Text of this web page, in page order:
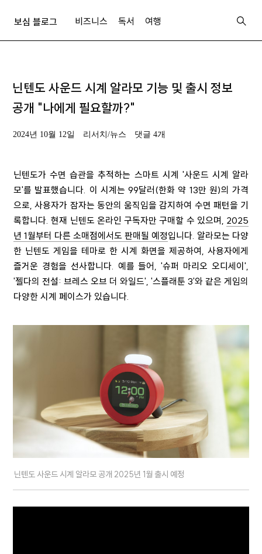
보심 블로그 비즈니스 독서 여행
닌텐도 사운드 시계 알라모 기능 및 출시 정보
공개 "나에게 필요할까?"
2024년 10월 12일 리서치/뉴스 댓글 4개
닌텐도가 수면 습관을 추적하는 스마트 시계 '사운드 시계 알라
모'를 발표했습니다. 이 시계는 99달러(한화 약 13만 원)의 가격
으로, 사용자가 잠자는 동안의 움직임을 감지하여 수면 패턴을 기
록합니다. 현재 닌텐도 온라인 구독자만 구매할 수 있으며, 2025
년 1월부터 다른 소매점에서도 판매될 예정입니다. 알라모는 다양
한 닌텐도 게임을 테마로 한 시계 화면을 제공하여, 사용자에게
즐거운 경험을 선사합니다. 예를 들어, '슈퍼 마리오 오디세이',
'젤다의 전설: 브레스 오브 더 와일드', '스플래툰 3'와 같은 게임의
다양한 시계 페이스가 있습니다.
닌텐도 사운드 시계 알라모 공개 2025년 1월 출시 예정